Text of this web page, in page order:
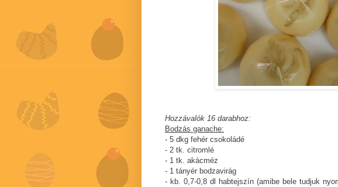
Hozzávalók 16 darabhoz:
Bodzás ganache:
- 5 dkg fehér csokoládé
- 2 tk. citromlé
- 1 tk. akácméz
- 1 tányér bodzavirág
- kb. 0,7-0,8 dl habtejszín (amibe bele tudjuk